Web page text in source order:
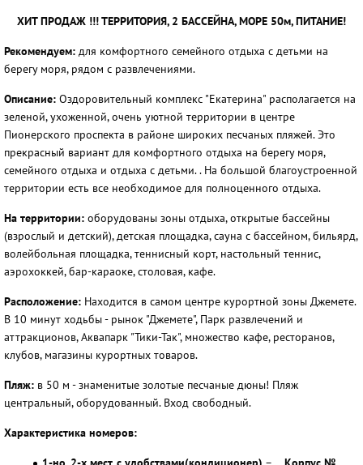
ХИТ ПРОДАЖ !!! ТЕРРИТОРИЯ, 2 БАССЕЙНА, МОРЕ 50м, ПИТАНИЕ!
Рекомендуем: для комфортного семейного отдыха с детьми на
берегу моря, рядом с развлечениями.
Описание: Оздоровительный комплекс "Екатерина" располагается на
зеленой, ухоженной, очень уютной территории в центре
Пионерского проспекта в районе широких песчаных пляжей. Это
прекрасный вариант для комфортного отдыха на берегу моря,
семейного отдыха и отдыха с детьми. . На большой благоустроенной
территории есть все необходимое для полноценного отдыха.
На территории: оборудованы зоны отдыха, открытые бассейны
(взрослый и детский), детская площадка, сауна с бассейном, бильярд,
волейбольная площадка, теннисный корт, настольный теннис,
аэрохоккей, бар-караоке, столовая, кафе.
Расположение: Находится в самом центре курортной зоны Джемете.
В 10 минут ходьбы - рынок "Джемете", Парк развлечений и
аттракционов, Аквапарк "Тики-Так", множество кафе, ресторанов,
клубов, магазины курортных товаров.
Пляж: в 50 м - знаменитые золотые песчаные дюны! Пляж
центральный, оборудованный. Вход свободный.
Характеристика номеров: